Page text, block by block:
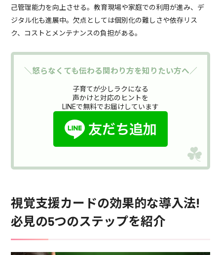
己管理能力を向上させる。教育現場や家庭での利用が進み、デ
ジタル化も進展中。欠点としては個別化の難しさや依存リス
ク、コストとメンテナンスの負担がある。
＼怒らなくても伝わる関わり方を知りたい方へ／
子育てが少しラクになる
声かけと対応のヒントを
LINEで無料でお届けしています
視覚支援カードの効果的な導入法!
必見の5つのステップを紹介